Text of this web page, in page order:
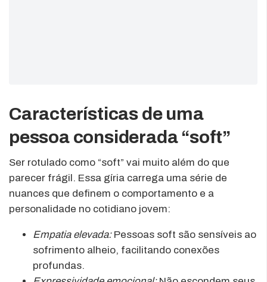
Características de uma
pessoa considerada “soft”
Ser rotulado como “soft” vai muito além do que
parecer frágil. Essa gíria carrega uma série de
nuances que definem o comportamento e a
personalidade no cotidiano jovem:
Empatia elevada:Pessoas soft são sensíveis ao
sofrimento alheio, facilitando conexões
profundas.